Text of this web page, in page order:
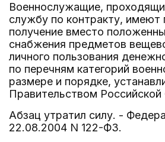
Военнослужащие,
службу по контракту, имеют
получение вместо
снабжения предметов
личного пользования
по перечням категорий
размере и порядке,
Правительством
Абзац утратил силу. -
22.08.2004 N 122-ФЗ.